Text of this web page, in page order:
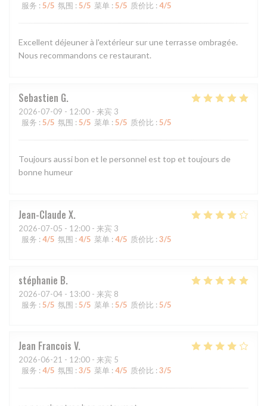
服务 : 5/5 氛围 : 5/5 菜单 : 5/5 质价比 : 4/5
Excellent déjeuner à l'extérieur sur une terrasse ombragée.
Nous recommandons ce restaurant.
Sebastien G
2026-07-09 - 12:00 - 来宾 3
服务 : 5/5 氛围 : 5/5 菜单 : 5/5 质价比 : 5/5
Toujours aussi bon et le personnel est top et toujours de
bonne humeur
Jean-Claude X
2026-07-05 - 12:00 - 来宾 3
服务 : 4/5 氛围 : 4/5 菜单 : 4/5 质价比 : 3/5
stéphanie B
2026-07-04 - 13:00 - 来宾 8
服务 : 5/5 氛围 : 5/5 菜单 : 5/5 质价比 : 5/5
Jean Francois V
2026-06-21 - 12:00 - 来宾 5
服务 : 4/5 氛围 : 3/5 菜单 : 4/5 质价比 : 3/5